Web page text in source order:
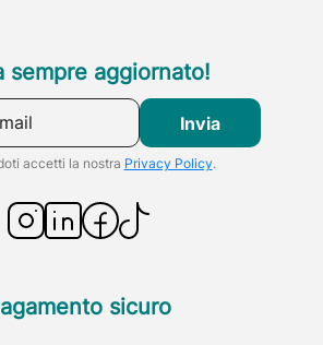
sempre aggiornato!
Invia
accetti la nostra Privacy Policy.
sicuro